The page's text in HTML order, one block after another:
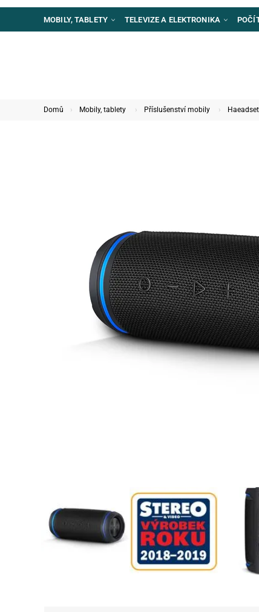
MOBILY, TABLETY TELEVIZE A ELEKTRONIKA
Domů Mobily, tablety Příslušenství mobily